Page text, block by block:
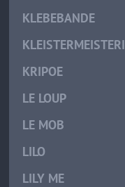
KLEBEBANDE
KRIPOE
LE LOUP
LE MOB
LILO
LILY ME